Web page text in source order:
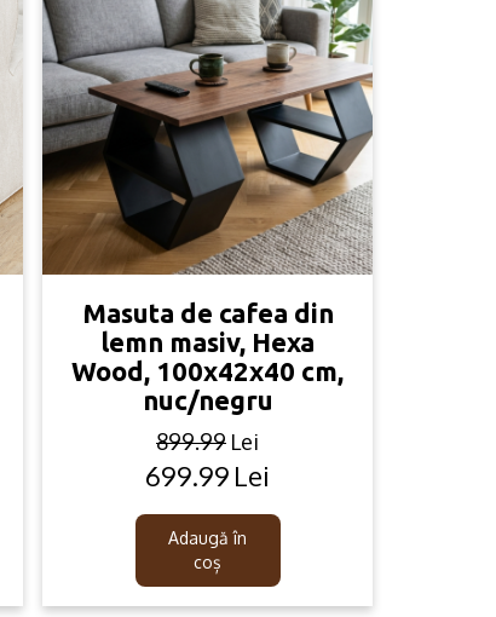
Masuta de cafea din
lemn masiv, Hexa
Wood, 100x42x40 cm,
nuc/negru
899.99 Lei
Original
was:
899.99lei.
699.99 Lei
Current
is:
699.99lei.
Adaugă în
coș